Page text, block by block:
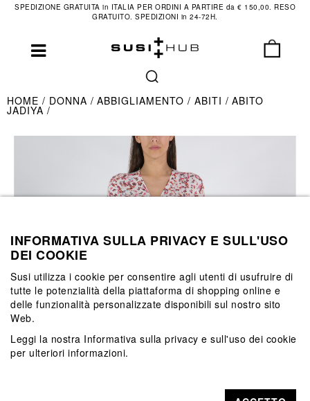
SPEDIZIONE GRATUITA in ITALIA PER ORDINI A PARTIRE da € 150,00. RESO
GRATUITO. SPEDIZIONI in 24-72H.
HOME DONNA ABBIGLIAMENTO ABITI ABITO
JADIYA
INFORMATIVA SULLA PRIVACY E SULL'USO
DEI COOKIE
Susi utilizza i cookie per consentire agli utenti di usufruire di
tutte le potenzialità della piattaforma di shopping online e
delle funzionalità personalizzate disponibili sul nostro sito
Web.
Leggi la nostra Informativa sulla privacy e sull'uso dei cookie
per ulteriori informazioni.